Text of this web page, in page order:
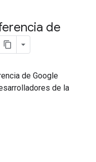
de
de Google
de la